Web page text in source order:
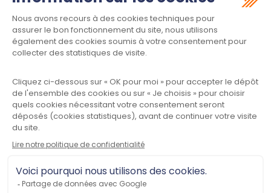
Suivez-nous :
Meet law - Siège social
34970 LATTES
Plan du site
Contactez-nous